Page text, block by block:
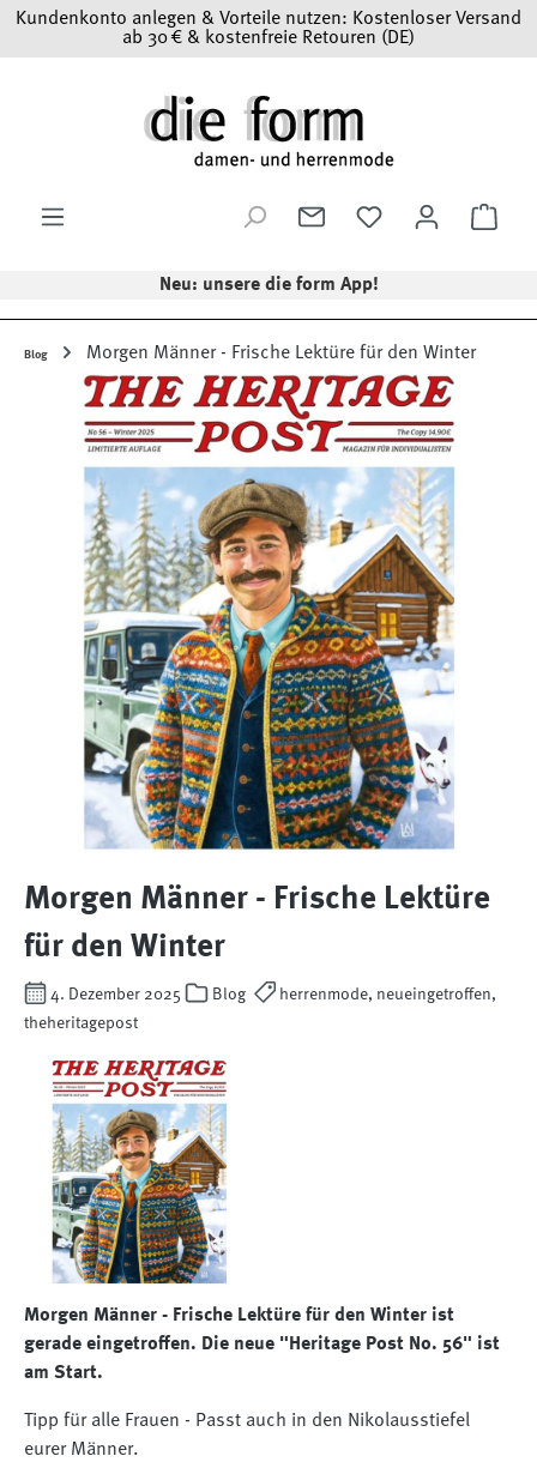
Zum Hauptinhalt springen
Kundenkonto anlegen & Vorteile nutzen: Kostenloser Versand
ab 30 € & kostenfreie Retouren (DE)
Neu: unsere die form App!
Blog Morgen Männer - Frische Lektüre für den Winter
Morgen Männer - Frische Lektüre
für den Winter
4. Dezember 2025 Blog
herrenmode, neueingetroffen,
theheritagepost
Morgen Männer - Frische Lektüre für den Winter ist
gerade eingetroffen. Die neue "Heritage Post No. 56" ist
am Start.
Tipp für alle Frauen - Passt auch in den Nikolausstiefel
eurer Männer.